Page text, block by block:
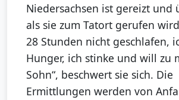
Niedersachsen ist gereizt und
als sie zum Tatort gerufen
28 Stunden nicht geschlafen,
Hunger, ich stinke und will zu
Sohn“, beschwert sie sich. Die
Ermittlungen werden von